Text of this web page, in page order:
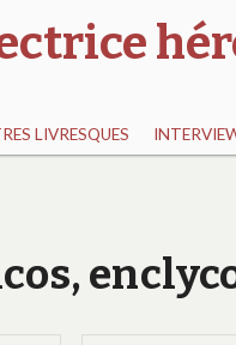
LIVRESQUES